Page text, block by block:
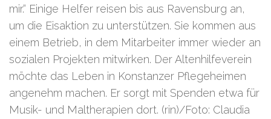
mir.“ Einige Helfer reisen bis aus Ravensburg an,
um die Eisaktion zu unterstützen. Sie kommen aus
einem Betrieb, in dem Mitarbeiter immer wieder an
sozialen Projekten mitwirken. Der Altenhilfeverein
möchte das Leben in Konstanzer Pflegeheimen
angenehm machen. Er sorgt mit Spenden etwa für
Musik- und Maltherapien dort. (rin)/Foto: Claudia